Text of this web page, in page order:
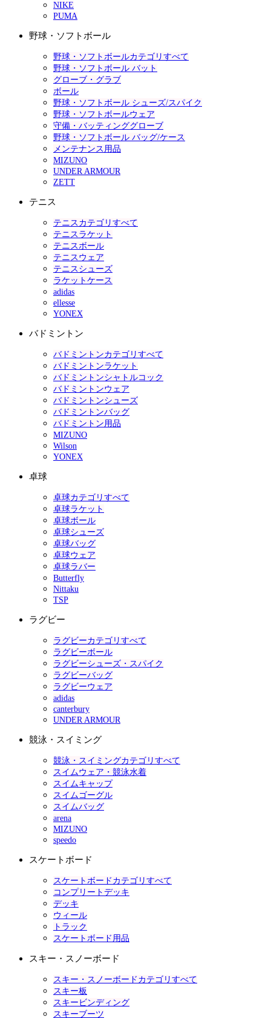
NIKE
PUMA
野球・ソフトボール
野球・ソフトボールカテゴリすべて
野球・ソフトボール バット
グローブ・グラブ
ボール
野球・ソフトボール シューズ/スパイク
野球・ソフトボールウェア
守備・バッティンググローブ
野球・ソフトボール バッグ/ケース
メンテナンス用品
MIZUNO
UNDER ARMOUR
ZETT
テニス
テニスカテゴリすべて
テニスラケット
テニスボール
テニスウェア
テニスシューズ
ラケットケース
adidas
ellesse
YONEX
バドミントン
バドミントンカテゴリすべて
バドミントンラケット
バドミントンシャトルコック
バドミントンウェア
バドミントンシューズ
バドミントンバッグ
バドミントン用品
MIZUNO
Wilson
YONEX
卓球
卓球カテゴリすべて
卓球ラケット
卓球ボール
卓球シューズ
卓球バッグ
卓球ウェア
卓球ラバー
Butterfly
Nittaku
TSP
ラグビー
ラグビーカテゴリすべて
ラグビーボール
ラグビーシューズ・スパイク
ラグビーバッグ
ラグビーウェア
adidas
canterbury
UNDER ARMOUR
競泳・スイミング
競泳・スイミングカテゴリすべて
スイムウェア・競泳水着
スイムキャップ
スイムゴーグル
スイムバッグ
arena
MIZUNO
speedo
スケートボード
スケートボードカテゴリすべて
コンプリートデッキ
デッキ
ウィール
トラック
スケートボード用品
スキー・スノーボード
スキー・スノーボードカテゴリすべて
スキー板
スキービンディング
スキーブーツ